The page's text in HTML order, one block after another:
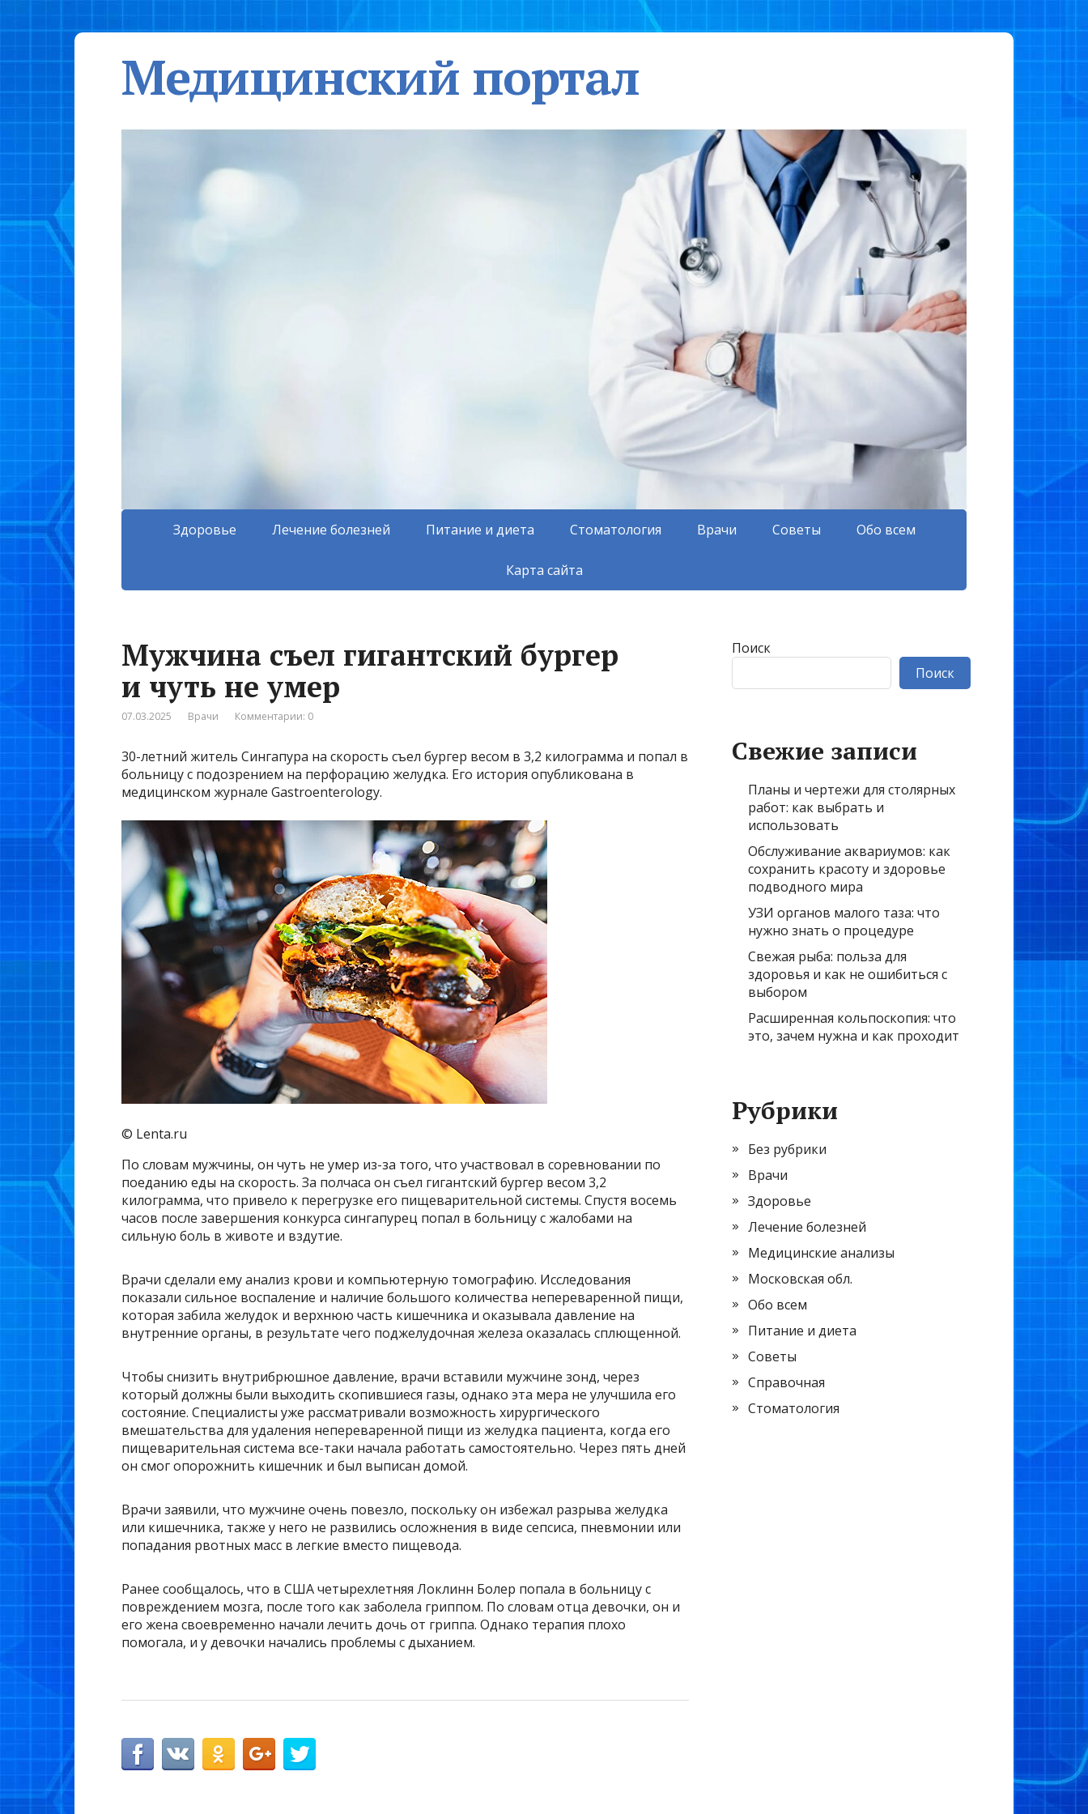
Медицинский портал
Здоровье Лечение болезней Питание и диета Стоматология Врачи Советы Обо всем
Карта сайта
Мужчина съел гигантский бургер
и чуть не умер
07.03.2025 Врачи Комментарии: 0
30-летний житель Сингапура на скорость съел бургер весом в 3,2 килограмма и попал в
больницу с подозрением на перфорацию желудка. Его история опубликована в
медицинском журнале Gastroenterology.
© Lenta.ru
По словам мужчины, он чуть не умер из-за того, что участвовал в соревновании по
поеданию еды на скорость. За полчаса он съел гигантский бургер весом 3,2
килограмма, что привело к перегрузке его пищеварительной системы. Спустя восемь
часов после завершения конкурса сингапурец попал в больницу с жалобами на
сильную боль в животе и вздутие.
Врачи сделали ему анализ крови и компьютерную томографию. Исследования
показали сильное воспаление и наличие большого количества непереваренной пищи,
которая забила желудок и верхнюю часть кишечника и оказывала давление на
внутренние органы, в результате чего поджелудочная железа оказалась сплющенной.
Чтобы снизить внутрибрюшное давление, врачи вставили мужчине зонд, через
который должны были выходить скопившиеся газы, однако эта мера не улучшила его
состояние. Специалисты уже рассматривали возможность хирургического
вмешательства для удаления непереваренной пищи из желудка пациента, когда его
пищеварительная система все-таки начала работать самостоятельно. Через пять дней
он смог опорожнить кишечник и был выписан домой.
Врачи заявили, что мужчине очень повезло, поскольку он избежал разрыва желудка
или кишечника, также у него не развились осложнения в виде сепсиса, пневмонии или
попадания рвотных масс в легкие вместо пищевода.
Ранее сообщалось, что в США четырехлетняя Локлинн Болер попала в больницу с
повреждением мозга, после того как заболела гриппом. По словам отца девочки, он и
его жена своевременно начали лечить дочь от гриппа. Однако терапия плохо
помогала, и у девочки начались проблемы с дыханием.
Поиск
Поиск
Свежие записи
Планы и чертежи для столярных
работ: как выбрать и
использовать
Обслуживание аквариумов: как
сохранить красоту и здоровье
подводного мира
УЗИ органов малого таза: что
нужно знать о процедуре
Свежая рыба: польза для
здоровья и как не ошибиться с
выбором
Расширенная кольпоскопия: что
это, зачем нужна и как проходит
Рубрики
Без рубрики
Врачи
Здоровье
Лечение болезней
Медицинские анализы
Московская обл.
Обо всем
Питание и диета
Советы
Справочная
Стоматология